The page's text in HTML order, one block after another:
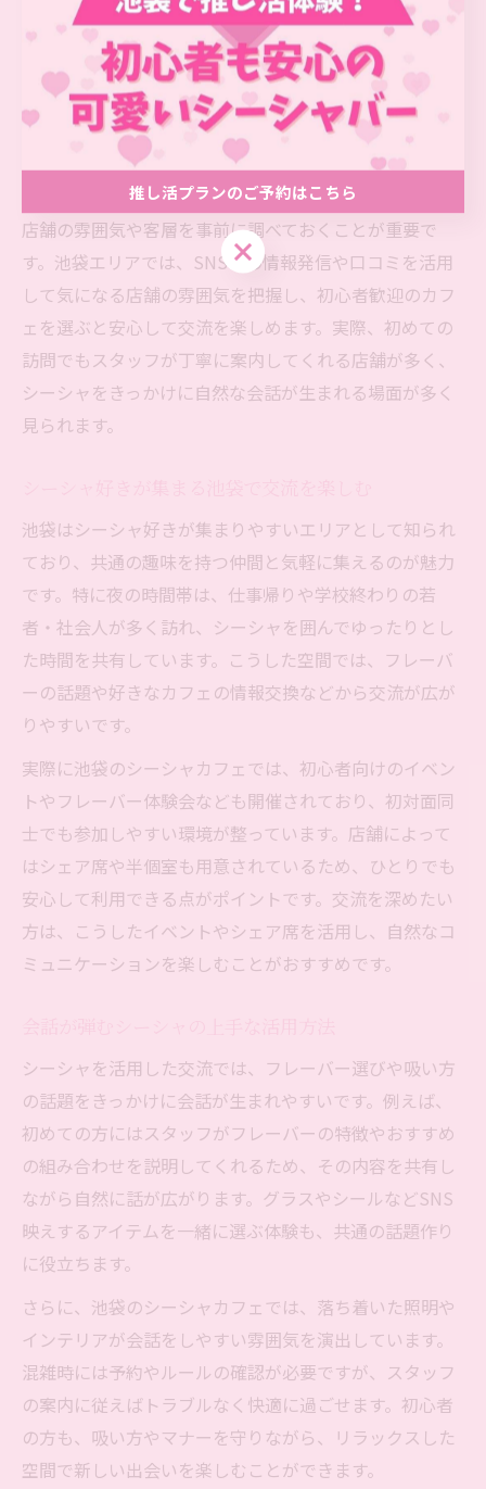
ています。特に東京都豊島区池袋では、多様な人々が集
まるシーシャカフェやバーが増えており、普段出会えな
いような人との新たな縁が生まれやすい環境です。初心
者でも安心できる店舗が多いため、初対面同士でも会話
が弾みやすいのが特徴です。
シーシャを通じて人脈を広げたいと考える方には、まず
店舗の雰囲気や客層を事前に調べておくことが重要で
す。池袋エリアでは、SNSでの情報発信や口コミを活用
して気になる店舗の雰囲気を把握し、初心者歓迎のカフ
ェを選ぶと安心して交流を楽しめます。実際、初めての
訪問でもスタッフが丁寧に案内してくれる店舗が多く、
シーシャをきっかけに自然な会話が生まれる場面が多く
見られます。
池袋はシーシャ好きが集まりやすいエリアとして知られ
ており、共通の趣味を持つ仲間と気軽に集えるのが魅力
です。特に夜の時間帯は、仕事帰りや学校終わりの若
者・社会人が多く訪れ、シーシャを囲んでゆったりとし
た時間を共有しています。こうした空間では、フレーバ
ーの話題や好きなカフェの情報交換などから交流が広が
りやすいです。
実際に池袋のシーシャカフェでは、初心者向けのイベン
トやフレーバー体験会なども開催されており、初対面同
士でも参加しやすい環境が整っています。店舗によって
はシェア席や半個室も用意されているため、ひとりでも
安心して利用できる点がポイントです。交流を深めたい
方は、こうしたイベントやシェア席を活用し、自然なコ
ミュニケーションを楽しむことがおすすめです。
シーシャを活用した交流では、フレーバー選びや吸い方
の話題をきっかけに会話が生まれやすいです。例えば、
初めての方にはスタッフがフレーバーの特徴やおすすめ
の組み合わせを説明してくれるため、その内容を共有し
ながら自然に話が広がります。グラスやシールなどSNS
映えするアイテムを一緒に選ぶ体験も、共通の話題作り
に役立ちます。
さらに、池袋のシーシャカフェでは、落ち着いた照明や
インテリアが会話をしやすい雰囲気を演出しています。
混雑時には予約やルールの確認が必要ですが、スタッフ
の案内に従えばトラブルなく快適に過ごせます。初心者
の方も、吸い方やマナーを守りながら、リラックスした
空間で新しい出会いを楽しむことができます。
推し活プランのご予約はこちら
推し活プランのご予約はこちら